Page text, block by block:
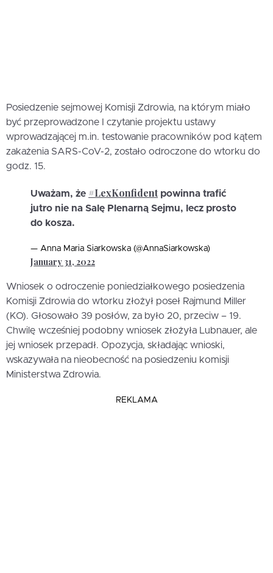
Posiedzenie sejmowej Komisji Zdrowia, na którym miało
być przeprowadzone I czytanie projektu ustawy
wprowadzającej m.in. testowanie pracowników pod kątem
zakażenia SARS-CoV-2, zostało odroczone do wtorku do
godz. 15.
Uważam, że #LexKonfidentpowinna trafić
jutro nie na Salę Plenarną Sejmu, lecz prosto
do kosza.
— Anna Maria Siarkowska (@AnnaSiarkowska)
January 31, 2022
Wniosek o odroczenie poniedziałkowego posiedzenia
Komisji Zdrowia do wtorku złożył poseł Rajmund Miller
(KO). Głosowało 39 posłów, za było 20, przeciw – 19.
Chwilę wcześniej podobny wniosek złożyła Lubnauer, ale
jej wniosek przepadł. Opozycja, składając wnioski,
wskazywała na nieobecność na posiedzeniu komisji
Ministerstwa Zdrowia.
REKLAMA